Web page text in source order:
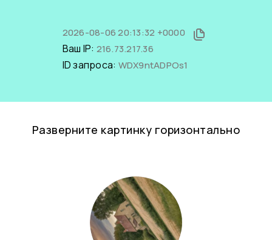
2026-08-06 20:13:32 +0000
Ваш IP: 216.73.217.36
ID запроса: WDX9ntADPOs1
Разверните картинку горизонтально